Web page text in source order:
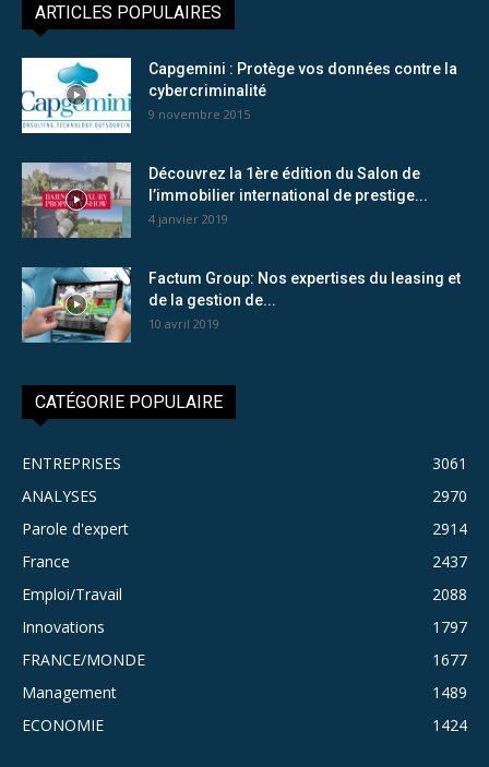
ARTICLES POPULAIRES
Capgemini : Protège vos données contre la
cybercriminalité
9 novembre 2015
Découvrez la 1ère édition du Salon de
l’immobilier international de prestige...
4 janvier 2019
Factum Group: Nos expertises du leasing et
de la gestion de...
10 avril 2019
CATÉGORIE POPULAIRE
ENTREPRISES
3061
ANALYSES
2970
Parole d'expert
2914
France
2437
Emploi/Travail
2088
Innovations
1797
FRANCE/MONDE
1677
Management
1489
ECONOMIE
1424